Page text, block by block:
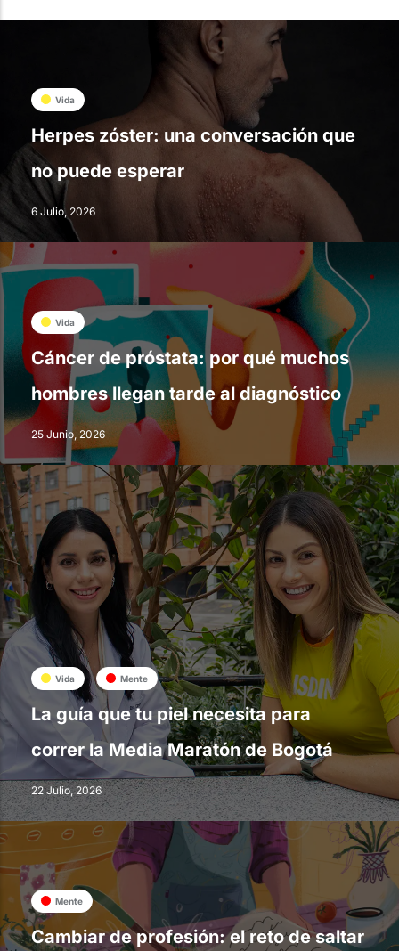
Vida
Herpes zóster: una conversación que
no puede esperar
6 Julio, 2026
Vida
Cáncer de próstata: por qué muchos
hombres llegan tarde al diagnóstico
25 Junio, 2026
Vida Mente
La guía que tu piel necesita para
correr la Media Maratón de Bogotá
22 Julio, 2026
Mente
Cambiar de profesión: el reto de saltar